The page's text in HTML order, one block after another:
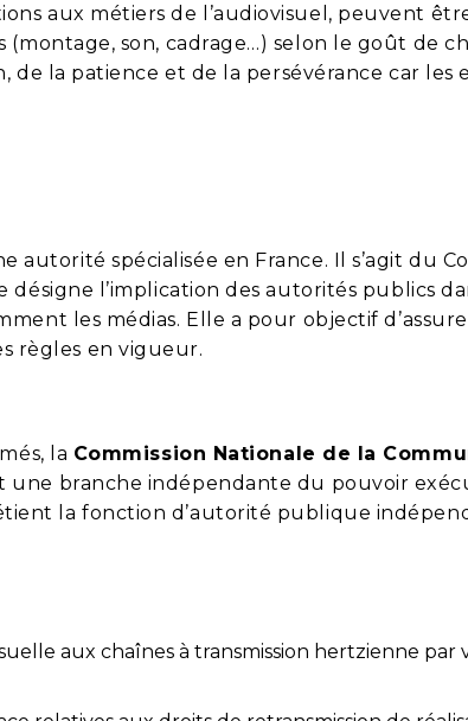
aux métiers de l’audiovisuel, peuvent
son, cadrage…) selon le goût de
de la patience et de la persévérance car les
autorité spécialisée en France. Il s’agit du
désigne l’implication des autorités publics
les médias. Elle a pour objectif
règles en vigueur.
la Commission Nationale de la
une branche indépendante du pouvoir
la fonction d’autorité publique
aux chaînes à transmission hertzienne par